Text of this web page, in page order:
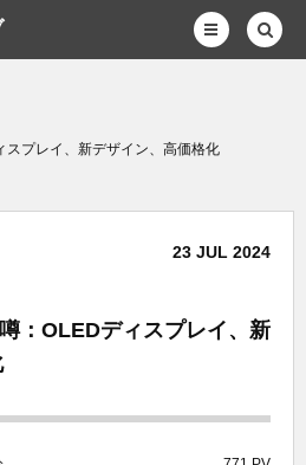
プレイ、新デザイン、高価格化
23 JUL 2024
：OLEDディスプレイ、新